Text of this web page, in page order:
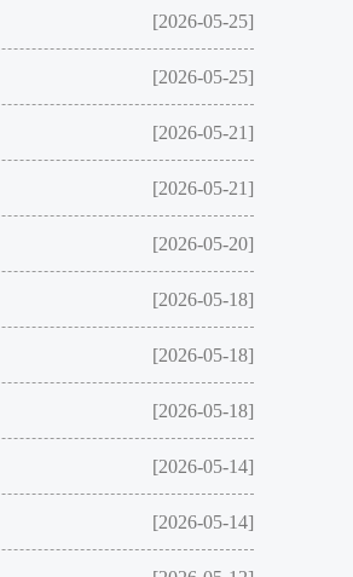
[2026-05-25]
[2026-05-25]
[2026-05-21]
[2026-05-21]
[2026-05-20]
[2026-05-18]
[2026-05-18]
[2026-05-18]
[2026-05-14]
[2026-05-14]